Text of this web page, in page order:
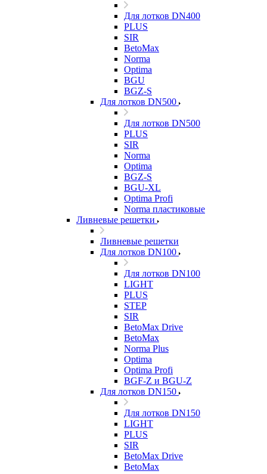
Для лотков DN400
PLUS
SIR
BetoMax
Norma
Optima
BGU
BGZ-S
Для лотков DN500
Для лотков DN500
PLUS
SIR
Norma
Optima
BGZ-S
BGU-XL
Optima Profi
Norma пластиковые
Ливневые решетки
Ливневые решетки
Для лотков DN100
Для лотков DN100
LIGHT
PLUS
STEP
SIR
BetoMax Drive
BetoMax
Norma Plus
Optima
Optima Profi
BGF-Z и BGU-Z
Для лотков DN150
Для лотков DN150
LIGHT
PLUS
SIR
BetoMax Drive
BetoMax